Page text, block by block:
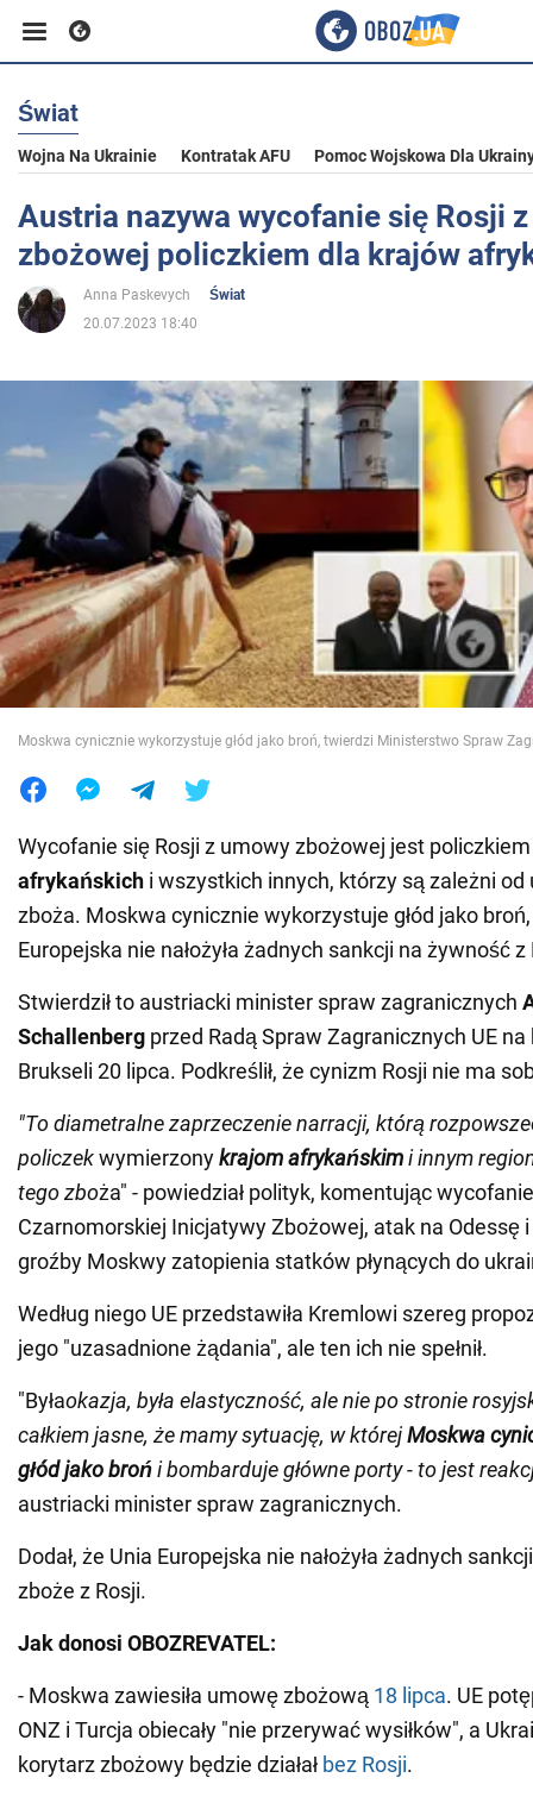
Biznes
Sport
Polityka
Społeczeństwo
Wojna na Ukrainie
Świat
Jedzenie
Świat
Wojna Na Ukrainie Kontratak AFU Pomoc Wojskowa Dla
Austria nazywa wycofanie się Rosji
zbożowej policzkiem dla krajów
Anna Paskevych
Świat
20.07.2023 18:40
Moskwa cynicznie wykorzystuje głód jako broń, twierdzi Ministerstwo Spraw
Wycofanie się Rosji z umowy zbożowej jest
afrykańskich i wszystkich innych, którzy są zależni od
zboża. Moskwa cynicznie wykorzystuje głód jako
Europejska nie nałożyła żadnych sankcji na żywność z
Stwierdził to austriacki minister spraw zagranicznych
Schallenberg przed Radą Spraw Zagranicznych UE
Brukseli 20 lipca. Podkreślił, że cynizm Rosji nie ma
"To diametralne zaprzeczenie narracji, którą
policzekwymierzonykrajom afrykańskimi innym
tego zboża" - powiedział polityk, komentując
Czarnomorskiej Inicjatywy Zbożowej, atak na Odessę
groźby Moskwy zatopienia statków płynących do
Według niego UE przedstawiła Kremlowi szereg
jego "uzasadnione żądania", ale ten ich nie spełnił.
"Byłaokazja, była elastyczność, ale nie po stronie
całkiem jasne, że mamy sytuację, w którejMoskwa
głód jako brońi bombarduje główne porty - to jest
austriacki minister spraw zagranicznych.
Dodał, że Unia Europejska nie nałożyła żadnych
zboże z Rosji.
Jak donosi OBOZREVATEL:
- Moskwa zawiesiła umowę zbożową 18 lipca. UE
ONZ i Turcja obiecały "nie przerywać wysiłków", a
korytarz zbożowy będzie działał bez Rosji.